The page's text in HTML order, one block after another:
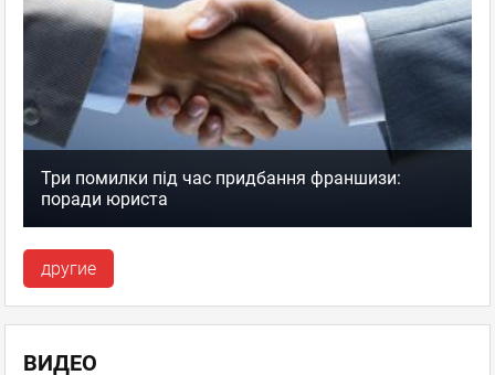
Три помилки під час придбання франшизи:
поради юриста
другие
ВИДЕО